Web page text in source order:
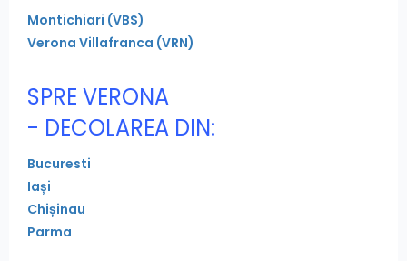
Montichiari (VBS)
Verona Villafranca (VRN)
SPRE VERONA
- DECOLAREA DIN:
Bucuresti
Iași
Chișinau
Parma